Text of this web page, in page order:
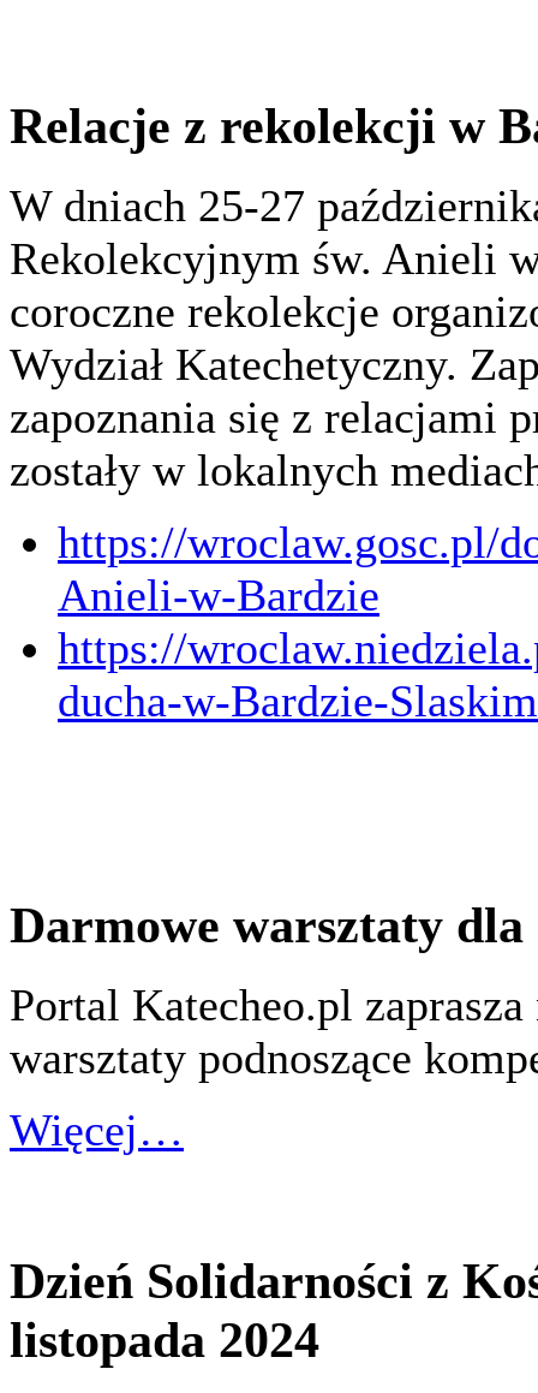
Relacje z rekolekcji w
W dniach 25-27
Rekolekcyjnym św. Anieli
coroczne rekolekcje
Wydział Katechetyczny.
zapoznania się z relacjami
zostały w lokalnych
https://wroclaw.gosc.pl/
Anieli-w-Bardzie
https://
ducha-w-Bardzie-Slaskim
Darmowe warsztaty
Portal Katecheo.pl
warsztaty podnoszące
Więcej…
Dzień Solidarności z
listopada 2024